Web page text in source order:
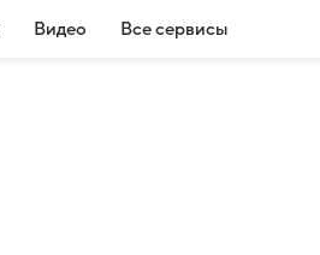
Видео Все сервисы